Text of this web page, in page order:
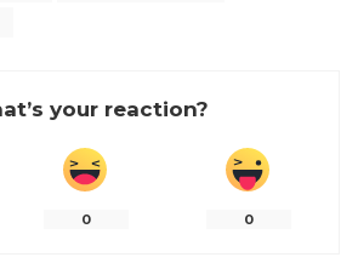
your reaction?
0 0